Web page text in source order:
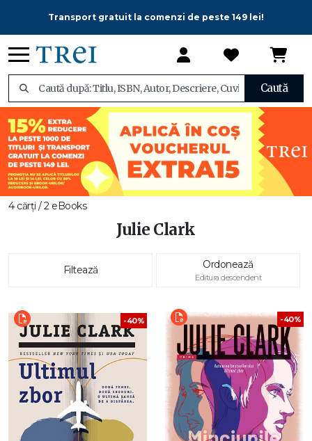
Transport gratuit la comenzi de peste 149 lei!
Caută
4 cărți / 2 eBooks
Julie Clark
Filtează Ordonează
Editura descendent
-40% -40%